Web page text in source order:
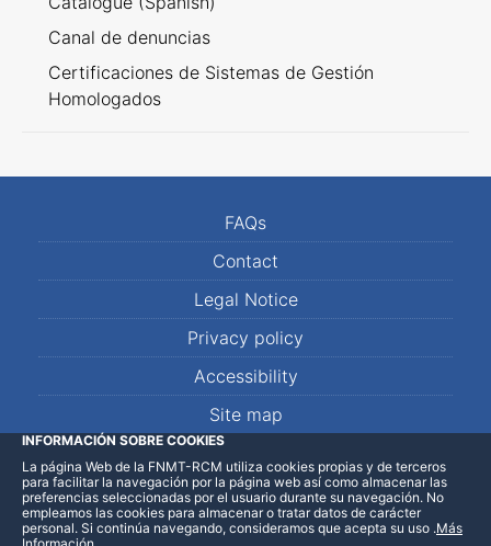
Canal de denuncias
Certificaciones de Sistemas de Gestión
Homologados
FAQs
Contact
Legal Notice
Privacy policy
Accessibility
Site map
LinkedInFacebookWhatsApp
INFORMACIÓN SOBRE COOKIES
La página Web de la FNMT-RCM utiliza cookies propias y de terceros
para facilitar la navegación por la página web así como almacenar las
preferencias seleccionadas por el usuario durante su navegación. No
empleamos las cookies para almacenar o tratar datos de carácter
personal. Si continúa navegando, consideramos que acepta su uso .Más